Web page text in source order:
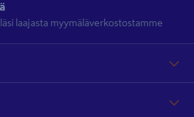
laajasta myymäläverkostostamme